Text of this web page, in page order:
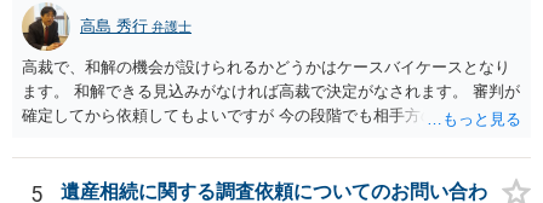
すが、現代では、各々が自由に価格設定をしていますので、特に相場
はお示しできません。ただし、かつて日本弁護士連合会が設けていた
報酬基準を踏まえて価格設定している弁護士は一定数いると思います
ので、それが一応の目安となるでしょう。
高島 秀行 弁護士
高裁で、和解の機会が設けられるかどうかはケースバイケースとなり
ます。 和解できる見込みがなければ高裁で決定がなされます。 審判が
確定してから依頼してもよいですが 今の段階でも相手方の連絡が迷惑
5
遺産相続に関する調査依頼についてのお問い合わ